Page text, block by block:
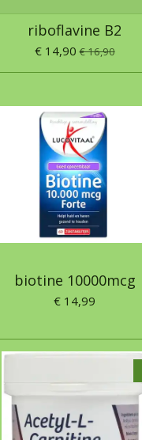
riboflavine B2
€ 14,90 € 16,90
biotine 10000mcg
€ 14,99